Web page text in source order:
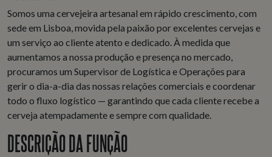
Somos uma cervejeira artesanal em rápido crescimento, com
sede em Lisboa, movida pela paixão por excelentes cervejas e
um serviço ao cliente atento e dedicado. À medida que
aumentamos a nossa produção e presença no mercado,
procuramos um Supervisor de Logística e Operações para
gerir o dia-a-dia das nossas relações comerciais e coordenar
todo o fluxo logístico — garantindo que cada cliente recebe a
cerveja atempadamente e sempre com qualidade.
DESCRIÇÃO DA FUNÇÃO